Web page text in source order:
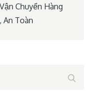
Chuyển Hàng
An Toàn